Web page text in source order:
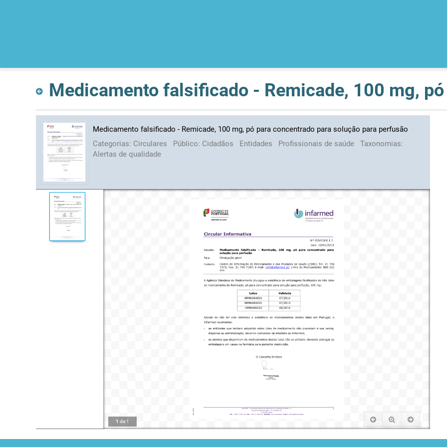
Medicamento falsificado - Remicade, 100 mg, pó para concentrado para solução para perfusão
Categorias: Circulares Público: Cidadãos Entidades Profissionais de saúde
Taxonomias:
Alertas de qualidade
1 de 1